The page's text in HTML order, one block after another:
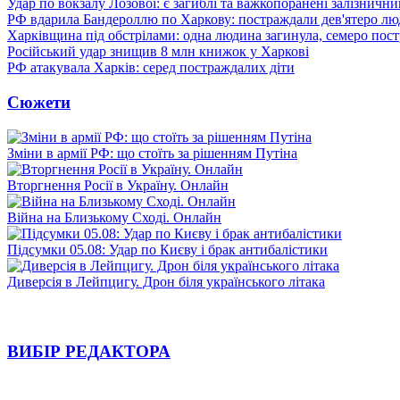
Удар по вокзалу Лозової: є загиблі та важкопоранені
РФ вдарила Бандероллю по Харкову: постраждали дев'ятеро
Харківщина під обстрілами: одна людина загинула, семеро
Російський удар знищив 8 млн книжок у Харкові
РФ атакувала Харків: серед постраждалих діти
Сюжети
Зміни в армії РФ: що стоїть за рішенням Путіна
Вторгнення Росії в Україну. Онлайн
Війна на Близькому Сході. Онлайн
Підсумки 05.08: Удар по Києву і брак антибалістики
Диверсія в Лейпцигу. Дрон біля українського літака
ВИБІР РЕДАКТОРА